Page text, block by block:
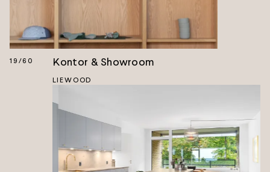
19 /60 Kontor & Showroom
LIEWOOD